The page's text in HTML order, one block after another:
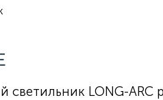
светильник LONG-